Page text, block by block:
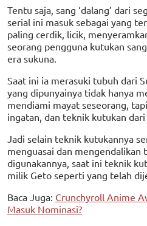
Tentu saja, sang ‘dalang’ dari
serial ini masuk sebagai yang
paling cerdik, licik,
seorang pengguna kutukan
era sukuna.
Saat ini ia merasuki tubuh dari
yang dipunyainya tidak hanya
mendiami mayat seseorang,
ingatan, dan teknik kutukan dari
Jadi selain teknik kutukannya
menguasai dan mengendalikan
digunakannya, saat ini teknik
milik Geto seperti yang telah
Baca Juga: Crunchyroll Anime
Masuk Nominasi?